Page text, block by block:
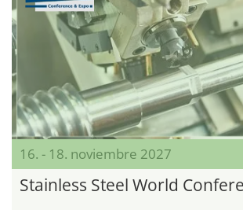
16. - 18. noviembre 2027
Stainless Steel World